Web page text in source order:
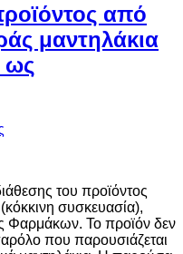
από
μαντηλάκια
ως
του προϊόντος
συσκευασία),
Φαρμάκων. Το προϊόν δεν
που παρουσιάζεται